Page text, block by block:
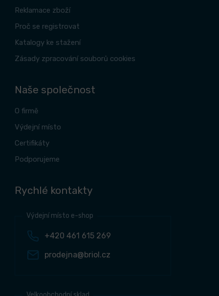
Reklamace zboží
Proč se registrovat
Katalogy ke stažení
Zásady zpracování souborů cookies
Naše společnost
O firmě
Výdejní místo
Certifikáty
Podporujeme
Rychlé kontakty
Výdejní místo e-shop
+420 461 615 269
prodejna@briol.cz